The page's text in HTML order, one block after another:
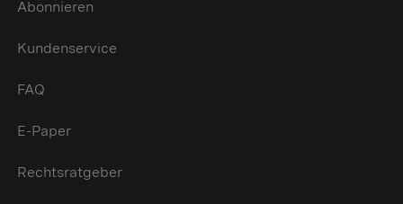
Abonnieren
Kundenservice
FAQ
E-Paper
Rechtsratgeber